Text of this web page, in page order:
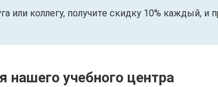
или коллегу, получите скидку 10% каждый, и
нашего учебного центра